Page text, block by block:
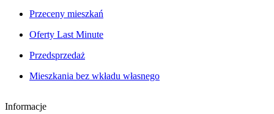
Przeceny mieszkań
Oferty Last Minute
Przedsprzedaż
Mieszkania bez wkładu własnego
Informacje